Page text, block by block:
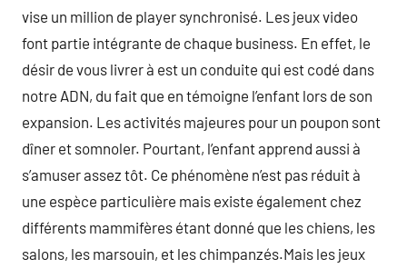
vise un million de player synchronisé. Les jeux video
font partie intégrante de chaque business. En effet, le
désir de vous livrer à est un conduite qui est codé dans
notre ADN, du fait que en témoigne l’enfant lors de son
expansion. Les activités majeures pour un poupon sont
dîner et somnoler. Pourtant, l’enfant apprend aussi à
s’amuser assez tôt. Ce phénomène n’est pas réduit à
une espèce particulière mais existe également chez
différents mammifères étant donné que les chiens, les
salons, les marsouin, et les chimpanzés.Mais les jeux